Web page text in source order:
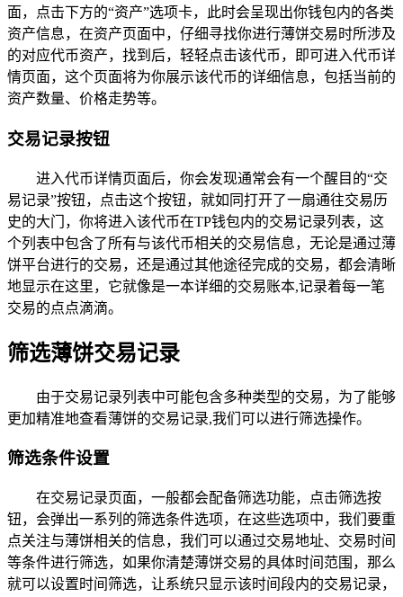
面，点击下方的“资产”选项卡，此时会呈现出你钱包内的各类
资产信息，在资产页面中，仔细寻找你进行薄饼交易时所涉及
的对应代币资产，找到后，轻轻点击该代币，即可进入代币详
情页面，这个页面将为你展示该代币的详细信息，包括当前的
资产数量、价格走势等。
交易记录按钮
进入代币详情页面后，你会发现通常会有一个醒目的“交
易记录”按钮，点击这个按钮，就如同打开了一扇通往交易历
史的大门，你将进入该代币在TP钱包内的交易记录列表，这
个列表中包含了所有与该代币相关的交易信息，无论是通过薄
饼平台进行的交易，还是通过其他途径完成的交易，都会清晰
地显示在这里，它就像是一本详细的交易账本,记录着每一笔
交易的点点滴滴。
筛选薄饼交易记录
由于交易记录列表中可能包含多种类型的交易，为了能够
更加精准地查看薄饼的交易记录,我们可以进行筛选操作。
筛选条件设置
在交易记录页面，一般都会配备筛选功能，点击筛选按
钮，会弹出一系列的筛选条件选项，在这些选项中，我们要重
点关注与薄饼相关的信息，我们可以通过交易地址、交易时间
等条件进行筛选，如果你清楚薄饼交易的具体时间范围，那么
就可以设置时间筛选，让系统只显示该时间段内的交易记录，